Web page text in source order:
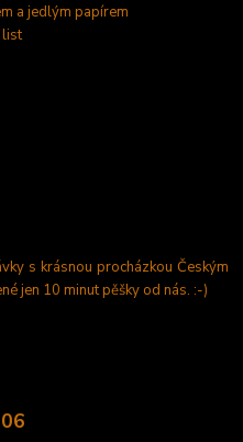
a jedlým papírem
list
s krásnou procházkou Českým
jen 10 minut pěšky od nás. :-)